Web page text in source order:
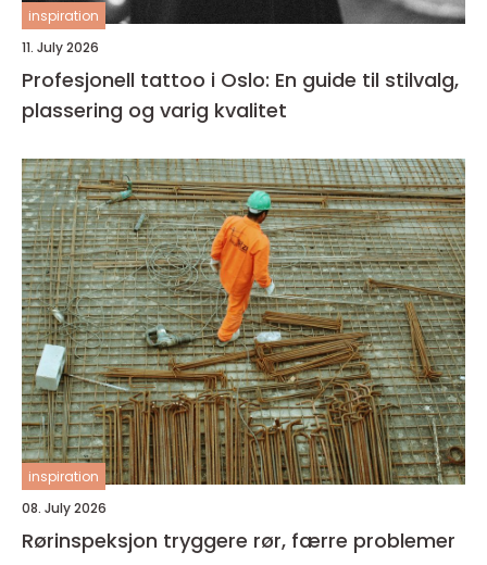
inspiration
11. July 2026
Profesjonell tattoo i Oslo: En guide til stilvalg,
plassering og varig kvalitet
inspiration
08. July 2026
Rørinspeksjon tryggere rør, færre problemer